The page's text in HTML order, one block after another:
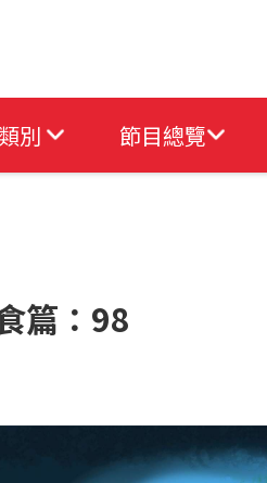
別 節目總覽
篇：98